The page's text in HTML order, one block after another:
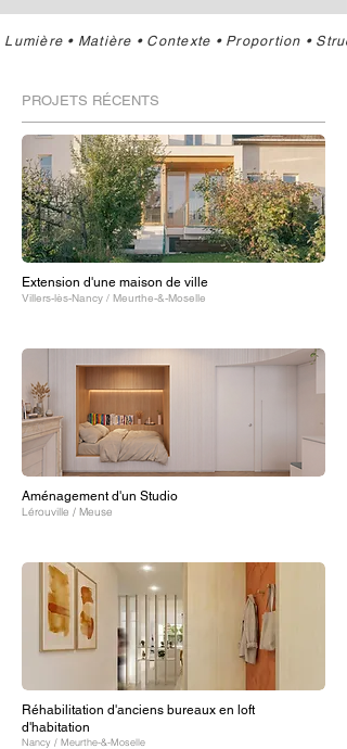
Lumière • Matière • Contexte • Proportion •
PROJETS RÉCENTS
Extension d'une maison de ville
Villers-lès-Nancy / Meurthe-&-Moselle
Aménagement d'un Studio
Lérouville / Meuse
Réhabilitation d'anciens bureaux en loft
d'habitation
Nancy / Meurthe-&-Moselle